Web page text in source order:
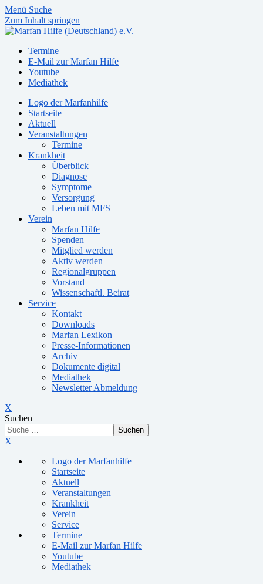
Menü Suche
Zum Inhalt springen
Termine
E-Mail zur Marfan Hilfe
Youtube
Mediathek
Logo der Marfanhilfe
Startseite
Aktuell
Veranstaltungen
Termine
Krankheit
Überblick
Diagnose
Symptome
Versorgung
Leben mit MFS
Verein
Marfan Hilfe
Spenden
Mitglied werden
Aktiv werden
Regionalgruppen
Vorstand
Wissenschaftl. Beirat
Service
Kontakt
Downloads
Marfan Lexikon
Presse-Informationen
Archiv
Dokumente digital
Mediathek
Newsletter Abmeldung
X
Suchen
Suchen
X
Logo der Marfanhilfe
Startseite
Aktuell
Veranstaltungen
Krankheit
Verein
Service
Termine
E-Mail zur Marfan Hilfe
Youtube
Mediathek